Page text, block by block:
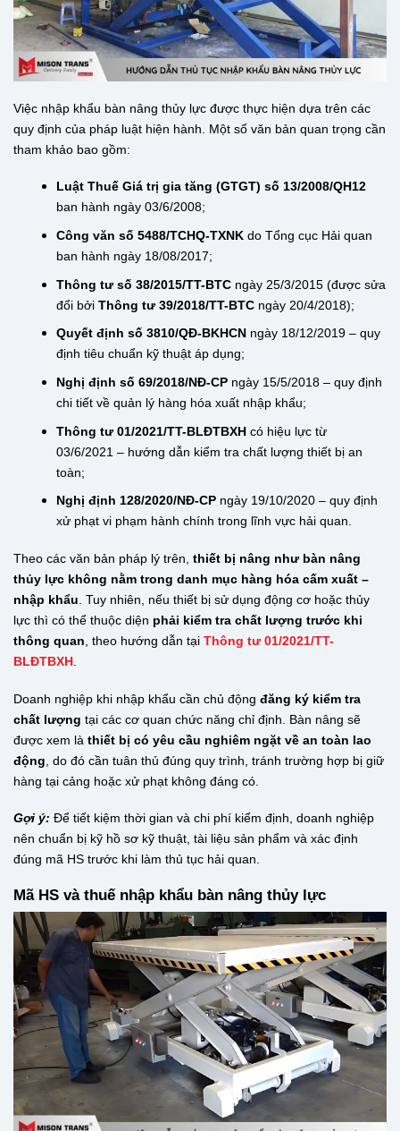
Việc nhập khẩu bàn nâng thủy lực được thực hiện dựa trên các
quy định của pháp luật hiện hành. Một số văn bản quan trọng cần
tham khảo bao gồm:
Luật Thuế Giá trị gia tăng (GTGT) số 13/2008/QH12
ban hành ngày 03/6/2008;
Công văn số 5488/TCHQ-TXNKdo Tổng cục Hải quan
ban hành ngày 18/08/2017;
Thông tư số 38/2015/TT-BTCngày 25/3/2015 (được sửa
đổi bởi Thông tư 39/2018/TT-BTCngày 20/4/2018);
Quyết định số 3810/QĐ-BKHCNngày 18/12/2019 – quy
định tiêu chuẩn kỹ thuật áp dụng;
Nghị định số 69/2018/NĐ-CPngày 15/5/2018 – quy định
chi tiết về quản lý hàng hóa xuất nhập khẩu;
Thông tư 01/2021/TT-BLĐTBXHcó hiệu lực từ
03/6/2021 – hướng dẫn kiểm tra chất lượng thiết bị an
toàn;
Nghị định 128/2020/NĐ-CPngày 19/10/2020 – quy định
xử phạt vi phạm hành chính trong lĩnh vực hải quan.
Theo các văn bản pháp lý trên, thiết bị nâng như bàn nâng
thủy lực không nằm trong danh mục hàng hóa cấm xuất –
nhập khẩu . Tuy nhiên, nếu thiết bị sử dụng động cơ hoặc thủy
lực thì có thể thuộc diện phải kiểm tra chất lượng trước khi
thông quan , theo hướng dẫn tại Thông tư 01/2021/TT-
BLĐTBXH
Doanh nghiệp khi nhập khẩu cần chủ động đăng ký kiểm tra
chất lượng tại các cơ quan chức năng chỉ định. Bàn nâng sẽ
được xem là thiết bị có yêu cầu nghiêm ngặt về an toàn lao
động , do đó cần tuân thủ đúng quy trình, tránh trường hợp bị giữ
hàng tại cảng hoặc xử phạt không đáng có.
Gợi ý: Để tiết kiệm thời gian và chi phí kiểm định, doanh nghiệp
nên chuẩn bị kỹ hồ sơ kỹ thuật, tài liệu sản phẩm và xác định
đúng mã HS trước khi làm thủ tục hải quan.
Mã HS và thuế nhập khẩu bàn nâng thủy lực